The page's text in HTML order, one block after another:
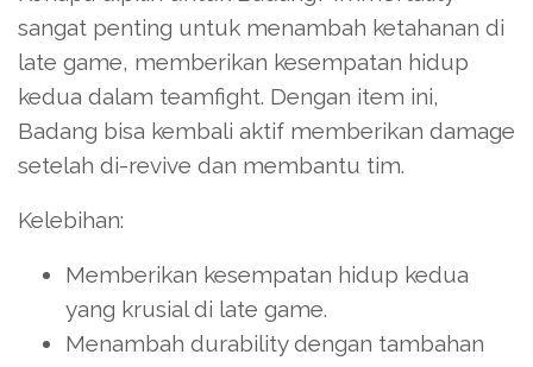
sangat penting untuk menambah ketahanan di
late game, memberikan kesempatan hidup
kedua dalam teamfight. Dengan item ini,
Badang bisa kembali aktif memberikan damage
setelah di-revive dan membantu tim.
Kelebihan:
Memberikan kesempatan hidup kedua
yang krusial di late game.
Menambah durability dengan tambahan